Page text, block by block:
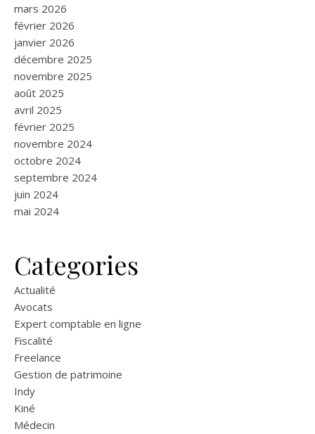
mars 2026
février 2026
janvier 2026
décembre 2025
novembre 2025
août 2025
avril 2025
février 2025
novembre 2024
octobre 2024
septembre 2024
juin 2024
mai 2024
Categories
Actualité
Avocats
Expert comptable en ligne
Fiscalité
Freelance
Gestion de patrimoine
Indy
Kiné
Médecin